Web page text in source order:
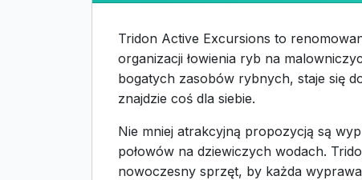
Tridon Active Excursions to
organizacji łowienia ryb na
bogatych zasobów rybnych, staje się
znajdzie coś dla siebie.
Nie mniej atrakcyjną propozycją są
połowów na dziewiczych wodach.
nowoczesny sprzęt, by każda